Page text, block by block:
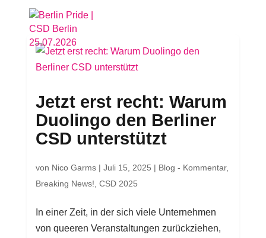
Jetzt erst recht: Warum
Duolingo den Berliner
CSD unterstützt
von Nico Garms| Juli 15, 2025 | Blog - Kommentar,
Breaking News! CSD 2025
In einer Zeit, in der sich viele Unternehmen
von queeren Veranstaltungen zurückziehen,